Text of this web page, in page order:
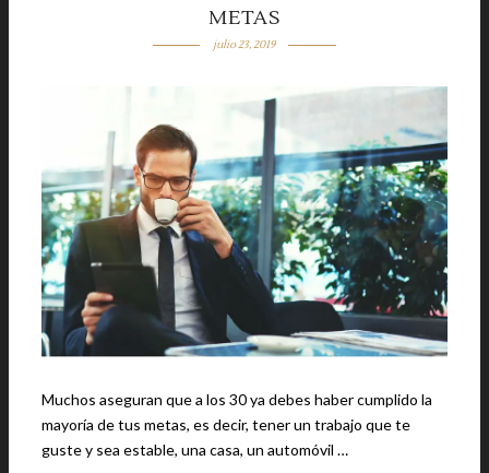
METAS
julio 23, 2019
Muchos aseguran que a los 30 ya debes haber cumplido la
mayoría de tus metas, es decir, tener un trabajo que te
guste y sea estable, una casa, un automóvil …